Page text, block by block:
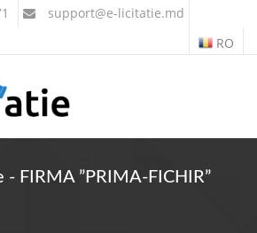
support@e-licitatie.md
RO
- FIRMA ”PRIMA-FICHIR”